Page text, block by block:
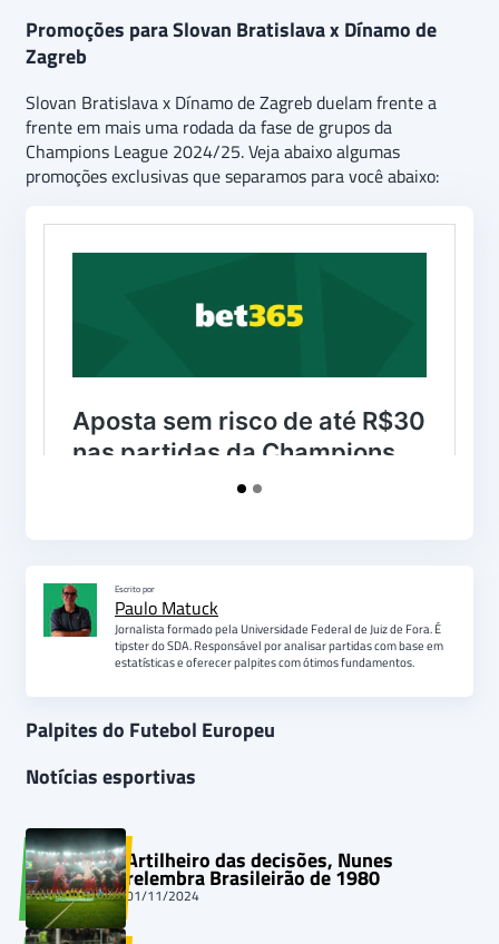
Promoções para Slovan Bratislava x Dínamo de
Zagreb
Slovan Bratislava x Dínamo de Zagreb duelam frente a
frente em mais uma rodada da fase de grupos da
Champions League 2024/25. Veja abaixo algumas
promoções exclusivas que separamos para você abaixo:
Escrito por
Paulo Matuck
Jornalista formado pela Universidade Federal de Juiz de Fora. É
tipster do SDA. Responsável por analisar partidas com base em
estatísticas e oferecer palpites com ótimos fundamentos.
Palpites do Futebol Europeu
Notícias esportivas
Artilheiro das decisões, Nunes
relembra Brasileirão de 1980
01/11/2024